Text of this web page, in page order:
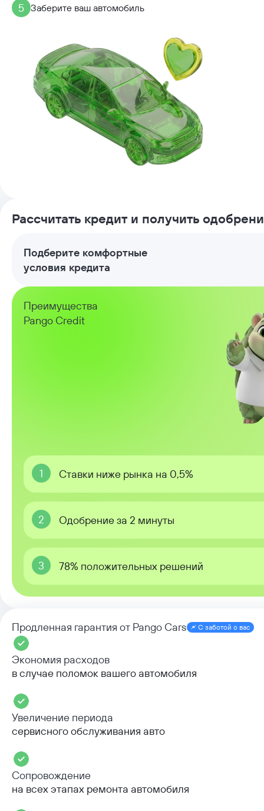
5 Заберите ваш автомобиль
Рассчитать кредит и получить
Подберите комфортные
условия кредита
Преимущества
Pango Credit
1 Ставки ниже рынка на 0,5%
2 Одобрение за 2 минуты
3 78% положительных решений
Продленная гарантия от Pango Cars С заботой о вас
Экономия расходов
в случае поломок вашего автомобиля
Увеличение периода
сервисного обслуживания авто
Сопровождение
на всех этапах ремонта автомобиля